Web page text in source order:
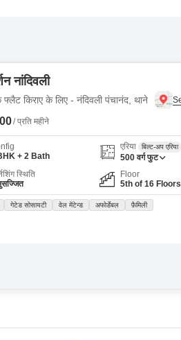
नांदिवली
फ्लैट किराए के लिए - नंदिवली पंचानंद, थाने
/ प्रति महीने
+ 2 Bath
एरिया बिल्ट-अप एरिया
500 वर्ग फुट
स्थिति
Floor
5th of 16 Floors
गेटेड सोसायटी वेल मेंटेन्ड अफोर्डेबल फ़ैमिली